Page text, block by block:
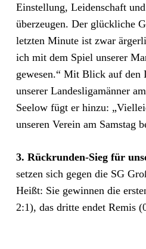
Einstellung, Leidenschaft
überzeugen. Der glückliche
letzten Minute ist zwar
ich mit dem Spiel unserer
gewesen.“ Mit Blick auf den
unserer Landesligamänner
Seelow fügt er hinzu:
unseren Verein am Samstag
3. Rückrunden-Sieg für
setzen sich gegen die SG
Heißt: Sie gewinnen die
2:1), das dritte endet Remis